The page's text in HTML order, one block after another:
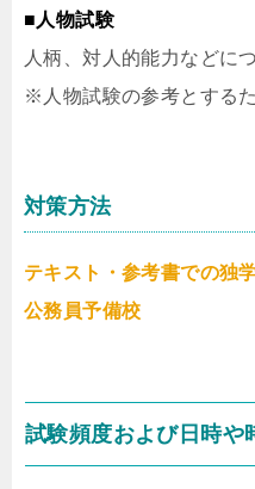
■人物試験
人柄、対人的能力などに
※人物試験の参考とする
対策方法
テキスト・参考書での独
公務員予備校
試験頻度および日時や